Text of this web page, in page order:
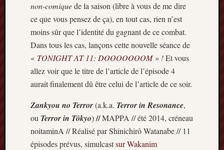
non-comiquede la saison (libre à vous de me dire
ce que vous pensez de ça), en tout cas, rien n’est
moins sûr que l’identité du gagnant de ce combat.
Dans tous les cas, lançons cette nouvelle séance de
« TONIGHT AT 11: DOOOOOOOM» !Et vous
allez voir que le titre de l’article de l’épisode 4
aurait finalement dû être celui de l’article de ce soir.
Zankyou no Terror(a.k.a. Terror in Resonance,
ou Terror in Tôkyo)//MAPPA // été 2014, créneau
noitaminA // Réalisé par Shinichirô Watanabe // 11
épisodes prévus, simulcastsur Wakanim